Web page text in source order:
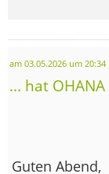
am 03.05.2026 um 20:34
... hat
Guten Abend,